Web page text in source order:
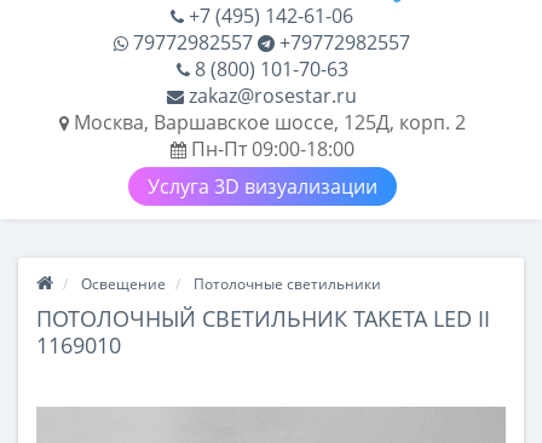
+7 (495) 142-61-06
79772982557
+79772982557
8 (800) 101-70-63
zakaz@rosestar.ru
Москва, Варшавское шоссе, 125Д, корп. 2
Пн-Пт 09:00-18:00
Услуга 3D визуализации
Освещение Потолочные светильники
ПОТОЛОЧНЫЙ СВЕТИЛЬНИК TAKETA LED II
1169010